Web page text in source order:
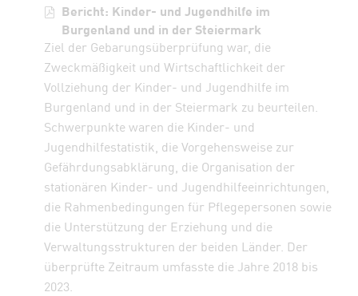
Bericht: Kinder- und Jugendhilfe im
Burgenland und in der Steiermark
Ziel der Gebarungsüberprüfung war, die
Zweckmäßigkeit und Wirtschaftlichkeit der
Vollziehung der Kinder- und Jugendhilfe im
Burgenland und in der Steiermark zu beurteilen.
Schwerpunkte waren die Kinder- und
Jugendhilfestatistik, die Vorgehensweise zur
Gefährdungsabklärung, die Organisation der
stationären Kinder- und Jugendhilfeeinrichtungen,
die Rahmenbedingungen für Pflegepersonen sowie
die Unterstützung der Erziehung und die
Verwaltungsstrukturen der beiden Länder. Der
überprüfte Zeitraum umfasste die Jahre 2018 bis
2023.